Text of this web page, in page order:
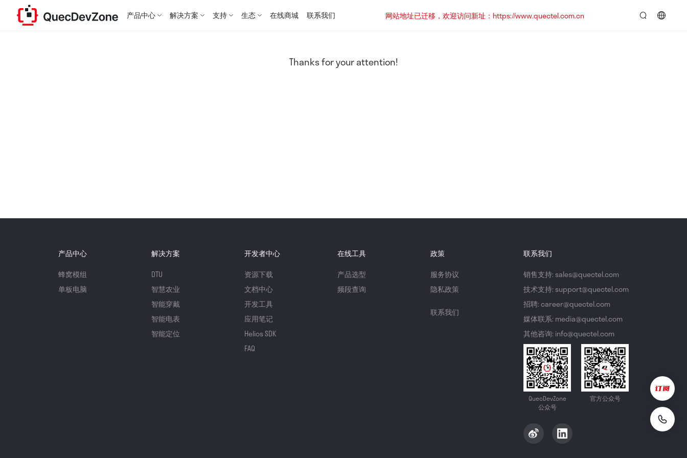
产品中心 解决方案 支持 生态 在线商城 联系我们
网站地址已迁移，欢迎访问新址：https://www.quectel.com.cn
Thanks for your attention!
产品中心
蜂窝模组
单板电脑
解决方案
DTU
智慧农业
智能穿戴
智能电表
智能定位
开发者中心
资源下载
文档中心
开发工具
应用笔记
Helios SDK
FAQ
在线工具
产品选型
频段查询
政策
服务协议
隐私政策
联系我们
联系我们
销售支持: sales@quectel.com
技术支持: support@quectel.com
招聘: career@quectel.com
媒体联系: media@quectel.com
其他咨询: info@quectel.com
QuecDevZone
公众号
官方公众号